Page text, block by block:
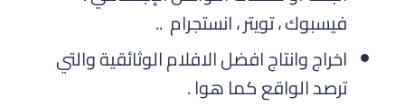
فيسبوك ، تويتر ، انستجرام ..
اخراج وانتاج افضل الافلام الوثائقية والتي
ترصد الواقع كما هوا .